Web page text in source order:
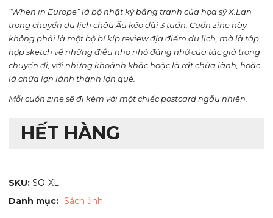
“When in Europe” là bộ nhật ký bằng tranh của họa sỹ X.Lan
trong chuyến du lịch châu Âu kéo dài 3 tuần. Cuốn zine này
không phải là một bộ bí kíp review địa điểm du lịch, mà là tập
hợp sketch về những điều nho nhỏ đáng nhớ của tác giả trong
chuyến đi, với những khoảnh khắc hoặc là rất chữa lành, hoặc
là chữa lợn lành thành lợn què.
Mỗi cuốn zine sẽ đi kèm với một chiếc postcard ngẫu nhiên.
HẾT HÀNG
SKU:SO-XL
Danh mục: Sách ảnh